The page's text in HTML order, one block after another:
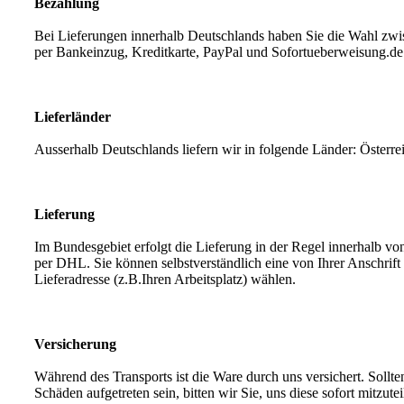
Bezahlung
Bei Lieferungen innerhalb Deutschlands haben Sie die Wahl
per Bankeinzug, Kreditkarte, PayPal und
Lieferländer
Ausserhalb Deutschlands liefern wir in folgende Länder:
Lieferung
Im Bundesgebiet erfolgt die Lieferung in der Regel innerhalb
per DHL. Sie können selbstverständlich eine von Ihrer Anschrift
Lieferadresse (z.B.Ihren Arbeitsplatz) wählen.
Versicherung
Während des Transports ist die Ware durch uns versichert.
Schäden aufgetreten sein, bitten wir Sie, uns diese sofort